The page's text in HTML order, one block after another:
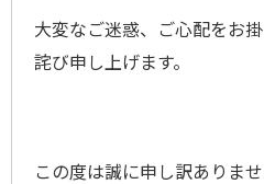
大変なご迷惑、ご心配をお
詫び申し上げます。
この度は誠に申し訳ありませ